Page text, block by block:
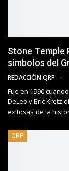
Stone Temple
símbolos del
REDACCIÓN QRP
Fue en 1990
DeLeo y Eric Kretz
exitosas de la
QRP